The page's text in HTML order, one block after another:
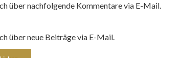
über nachfolgende Kommentare via E-Mail.
über neue Beiträge via E-Mail.